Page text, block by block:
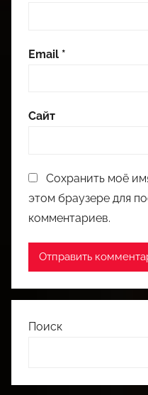
Email *
Сайт
Сохранить моё
этом браузере для
комментариев.
Поиск